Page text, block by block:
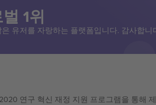
1위
유저를 자랑하는 플랫폼입니다. 감사합니
연구 혁신 재정 지원 프로그램을 통해